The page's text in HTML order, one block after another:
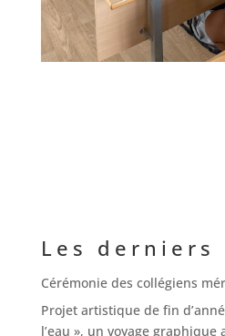
Les derniers
Cérémonie des collégiens
Projet artistique de fin
l’eau », un voyage